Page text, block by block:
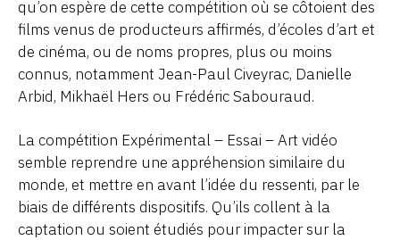
qu’on espère de cette compétition où se côtoient des
films venus de producteurs affirmés, d’écoles d’art et
de cinéma, ou de noms propres, plus ou moins
connus, notamment Jean-Paul Civeyrac, Danielle
Arbid, Mikhaël Hers ou Frédéric Sabouraud.
La compétition Expérimental – Essai – Art vidéo
semble reprendre une appréhension similaire du
monde, et mettre en avant l’idée du ressenti, par le
biais de différents dispositifs. Qu’ils collent à la
captation ou soient étudiés pour impacter sur la